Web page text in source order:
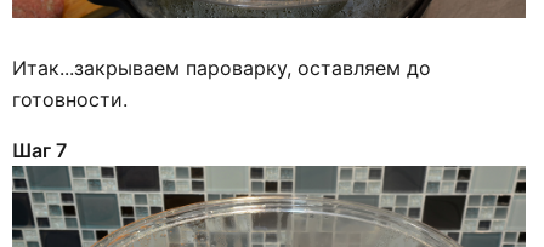
Итак...закрываем пароварку, оставляем до
готовности.
Шаг 7